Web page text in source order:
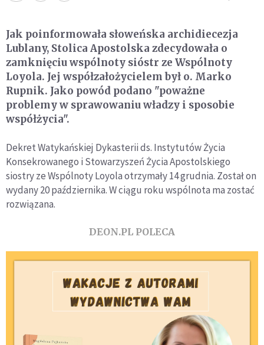
Jak poinformowała słoweńska archidiecezja
Lublany, Stolica Apostolska zdecydowała o
zamknięciu wspólnoty sióstr ze Wspólnoty
Loyola. Jej współzałożycielem był o. Marko
Rupnik. Jako powód podano "poważne
problemy w sprawowaniu władzy i sposobie
współżycia".
Dekret Watykańskiej Dykasterii ds. Instytutów Życia
Konsekrowanego i Stowarzyszeń Życia Apostolskiego
siostry ze Wspólnoty Loyola otrzymały 14 grudnia. Został on
wydany 20 października. W ciągu roku wspólnota ma zostać
rozwiązana.
DEON.PL POLECA